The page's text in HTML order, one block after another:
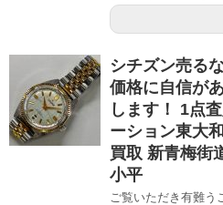
シチズン売る
価格に自信が
します！ 1点
ーション東大
買取 新青梅街
小平
ご覧いただき有難